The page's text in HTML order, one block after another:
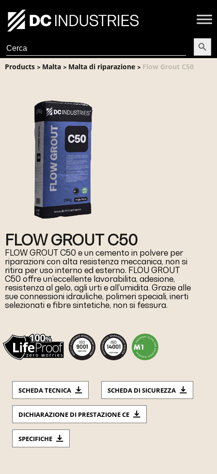
Search
for:
Search
Products > Malta > Malta di riparazione > Flow Grout C50
FLOW GROUT C50
FLOW GROUT C50 e un cemento in polvere per
riparazioni con alta resistenza meccanica, non si
ritira per uso interno ed esterno. FLOU GROUT
C50 offre un’eccellente lavorabilita, adesione,
resistenza al gelo, agli urti e all’umidita. Grazie alle
sue connessioni idrauliche, polimeri speciali, inerti
selezionati e fibre sintetiche, non si fessura.
SCHEDA TECNICA SCHEDA DI SICUREZZA
DICHIARAZIONE DI PRESTAZIONE CE
SPECIFICHE